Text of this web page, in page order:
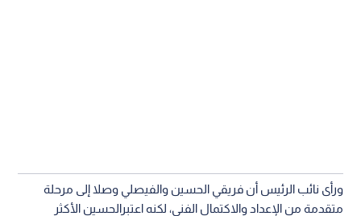
ورأى نائب الرئيس أن فريقي الحسين والفيصلي وصلا إلى مرحلة
متقدمة من الإعداد والاكتمال الفني، لكنه اعتبرالحسين الأكثر